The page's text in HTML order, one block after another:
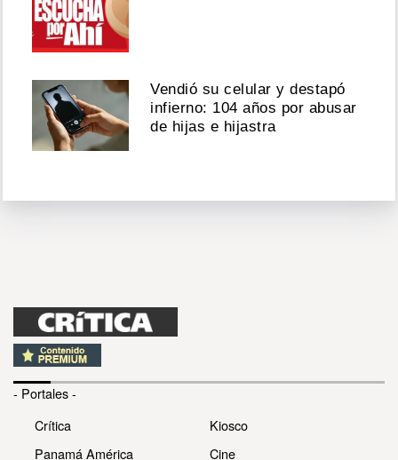
Vendió su celular y destapó
infierno: 104 años por abusar
de hijas e hijastra
- Portales -
Crítica
Panamá América
Kiosco
Cine